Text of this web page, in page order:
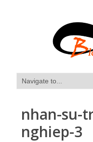
nhan-su-
nghiep-3